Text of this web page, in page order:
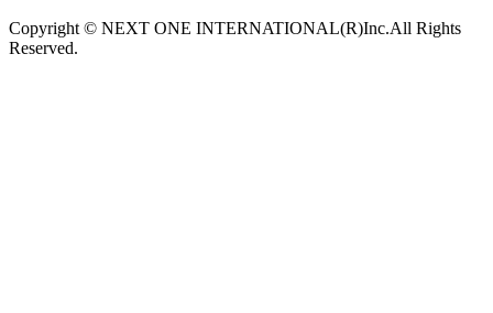
Copyright © NEXT ONE INTERNATIONAL(R)Inc.All Rights
Reserved.